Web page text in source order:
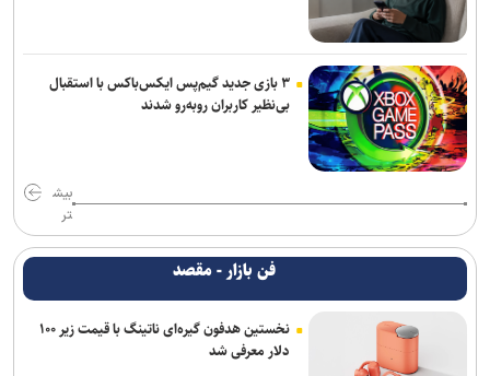
۳ بازی جدید گیم‌پس ایکس‌باکس با استقبال
بی‌نظیر کاربران روبه‌رو شدند
بیش
تر
فن بازار - مقصد
نخستین هدفون گیره‌ای ناتینگ با قیمت زیر ۱۰۰
دلار معرفی شد